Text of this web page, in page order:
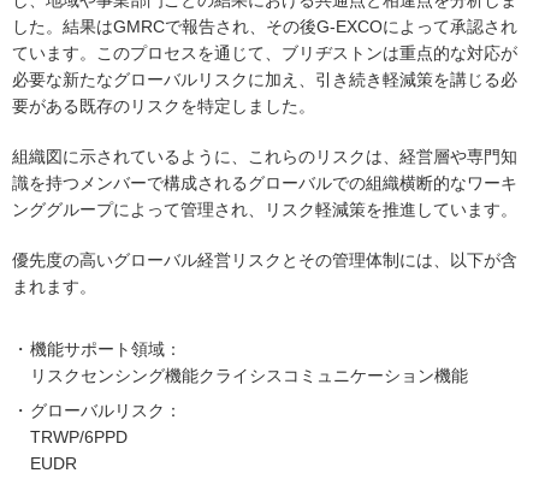
した。結果はGMRCで報告され、その後G-EXCOによって承認され
ています。このプロセスを通じて、ブリヂストンは重点的な対応が
必要な新たなグローバルリスクに加え、引き続き軽減策を講じる必
要がある既存のリスクを特定しました。
組織図に示されているように、これらのリスクは、経営層や専門知
識を持つメンバーで構成されるグローバルでの組織横断的なワーキ
ンググループによって管理され、リスク軽減策を推進しています。
優先度の高いグローバル経営リスクとその管理体制には、以下が含
まれます。
機能サポート領域：
リスクセンシング機能クライシスコミュニケーション機能
グローバルリスク：
TRWP/6PPD
EUDR